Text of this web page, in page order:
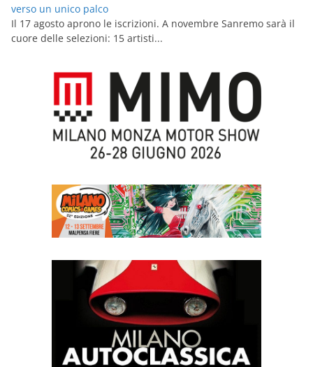
verso un unico palco
Il 17 agosto aprono le iscrizioni. A novembre Sanremo sarà il
cuore delle selezioni: 15 artisti...